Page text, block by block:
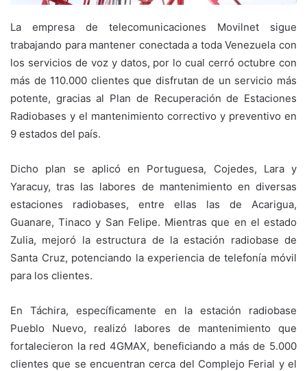
La empresa de telecomunicaciones Movilnet sigue
trabajando para mantener conectada a toda Venezuela con
los servicios de voz y datos, por lo cual cerró octubre con
más de 110.000 clientes que disfrutan de un servicio más
potente, gracias al Plan de Recuperación de Estaciones
Radiobases y el mantenimiento correctivo y preventivo en
9 estados del país.
Dicho plan se aplicó en Portuguesa, Cojedes, Lara y
Yaracuy, tras las labores de mantenimiento en diversas
estaciones radiobases, entre ellas las de Acarigua,
Guanare, Tinaco y San Felipe. Mientras que en el estado
Zulia, mejoró la estructura de la estación radiobase de
Santa Cruz, potenciando la experiencia de telefonía móvil
para los clientes.
En Táchira, específicamente en la estación radiobase
Pueblo Nuevo, realizó labores de mantenimiento que
fortalecieron la red 4GMAX, beneficiando a más de 5.000
clientes que se encuentran cerca del Complejo Ferial y el